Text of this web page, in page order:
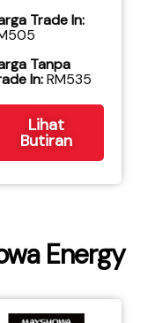
Trade In:
Tanpa
In:RM535
Lihat
Butiran
Energy